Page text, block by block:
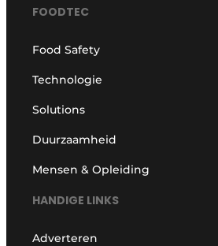
FOODTEC
Food Safety
Technologie
Solutions
Duurzaamheid
Mensen & Opleiding
HANDIGE LINKS
Adverteren